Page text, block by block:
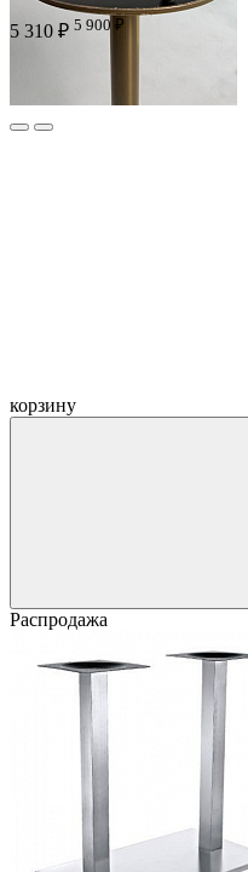
5 310 ₽ 5 900 ₽
корзину
Распродажа